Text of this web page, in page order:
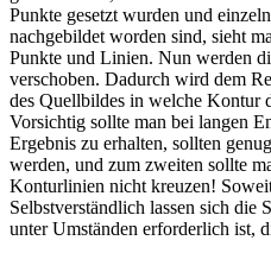
Punkte gesetzt wurden und
nachgebildet worden sind, sieht
Punkte und Linien. Nun werden
verschoben. Dadurch wird dem
des Quellbildes in welche Kontur
Vorsichtig sollte man bei langen
Ergebnis zu erhalten, sollten
werden, und zum zweiten sollte
Konturlinien nicht kreuzen!
Selbstverständlich lassen sich die
unter Umständen erforderlich ist,